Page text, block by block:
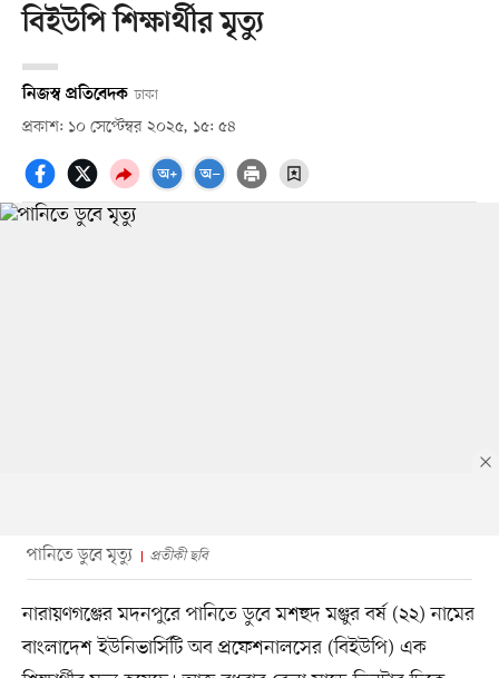
বিইউপি শিক্ষার্থীর মৃত্যু
নিজস্ব প্রতিবেদক ঢাকা
প্রকাশ: ১০ সেপ্টেম্বর ২০২৫, ১৫: ৫৪
পানিতে ডুবে মৃত্যু প্রতীকী ছবি
নারায়ণগঞ্জের মদনপুরে পানিতে ডুবে মশহুদ মঞ্জুর বর্ষ (২২) নামের
বাংলাদেশ ইউনিভার্সিটি অব প্রফেশনালসের (বিইউপি) এক